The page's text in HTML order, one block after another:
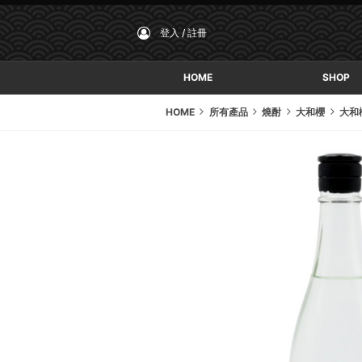
登入 / 註冊
HOME SHOP
HOME 所有產品 燒酎 大和櫻 大和